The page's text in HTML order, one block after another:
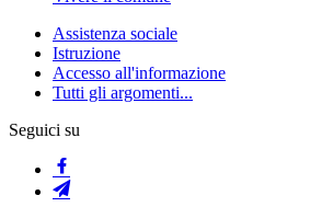
Assistenza sociale
Istruzione
Accesso all'informazione
Tutti gli argomenti...
Seguici su